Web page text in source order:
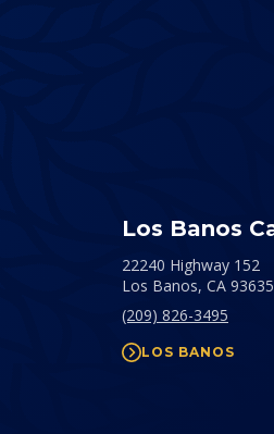
Los Banos
22240 Highway 152
Los Banos, CA 93635
(209) 826-3495
LOS BANOS